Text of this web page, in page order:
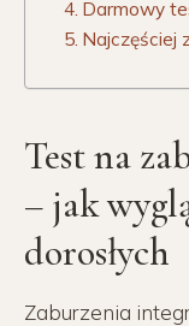
Darmowy
Najczęściej
Test na
– jak
dorosłych
Zaburzenia